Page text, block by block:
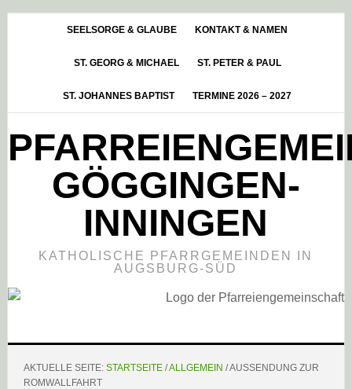
HauptsidebarSEELSORGE & GLAUBE KONTAKT & NAMEN
ST. GEORG & MICHAEL ST. PETER & PAUL
ST. JOHANNES BAPTIST TERMINE 2026 – 2027
GÖGGINGEN-
INNINGEN
KATHOLISCHE PFARRGEMEINDEN IN
AUGSBURG-SÜD
AKTUELLE SEITE: STARTSEITE /ALLGEMEIN /AUSSENDUNG ZUR
ROMWALLFAHRT